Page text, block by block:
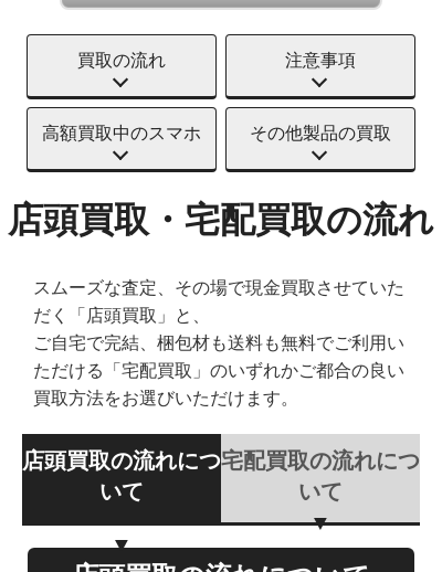
買取の流れ 注意事項
高額買取中のスマホ その他製品の買取
店頭買取・宅配買取の流れ
スムーズな査定、その場で現金買取させていた
だく「店頭買取」と、
ご自宅で完結、梱包材も送料も無料でご利用い
ただける「宅配買取」のいずれかご都合の良い
買取方法をお選びいただけます。
店頭買取の流れにつ
いて
宅配買取の流れにつ
いて